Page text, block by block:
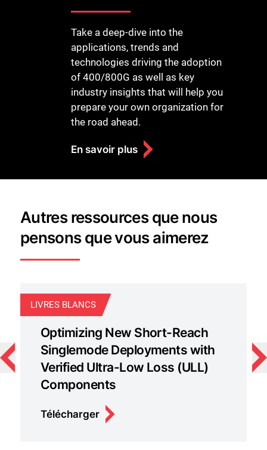
Take a deep-dive into the
applications, trends and
technologies driving the adoption
of 400/800G as well as key
industry insights that will help you
prepare your own organization for
the road ahead.
En savoir plus
Autres ressources que nous
pensons que vous aimerez
LIVRES BLANCS
Optimizing New Short-Reach
Singlemode Deployments with
Verified Ultra-Low Loss (ULL)
Components
Télécharger